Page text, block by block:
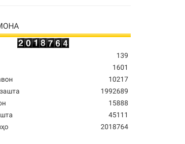
139
1601
10217
1992689
15888
45111
2018764